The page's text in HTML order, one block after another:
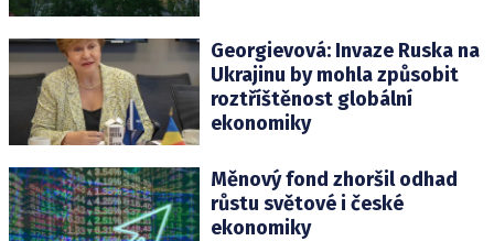
Georgievová: Invaze Ruska na
Ukrajinu by mohla způsobit
roztříštěnost globální
ekonomiky
Měnový fond zhoršil odhad
růstu světové i české
ekonomiky